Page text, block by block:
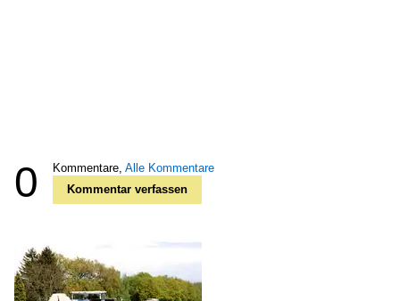
0 Kommentare, Alle Kommentare
Kommentar verfassen